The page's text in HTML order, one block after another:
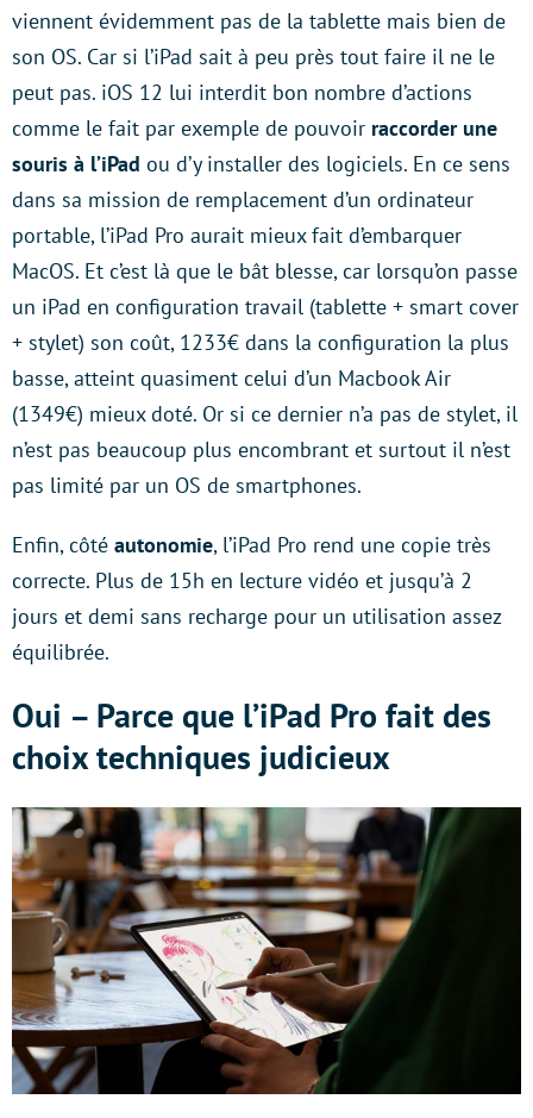
viennent évidemment pas de la tablette mais bien de
son OS. Car si l’iPad sait à peu près tout faire il ne le
peut pas. iOS 12 lui interdit bon nombre d’actions
comme le fait par exemple de pouvoir raccorder une
souris à l’iPad ou d’y installer des logiciels. En ce sens
dans sa mission de remplacement d’un ordinateur
portable, l’iPad Pro aurait mieux fait d’embarquer
MacOS. Et c’est là que le bât blesse, car lorsqu’on passe
un iPad en configuration travail (tablette + smart cover
+ stylet) son coût, 1233€ dans la configuration la plus
basse, atteint quasiment celui d’un Macbook Air
(1349€) mieux doté. Or si ce dernier n’a pas de stylet, il
n’est pas beaucoup plus encombrant et surtout il n’est
pas limité par un OS de smartphones.
Enfin, côté autonomie, l’iPad Pro rend une copie très
correcte. Plus de 15h en lecture vidéo et jusqu’à 2
jours et demi sans recharge pour un utilisation assez
équilibrée.
Oui – Parce que l’iPad Pro fait des
choix techniques judicieux